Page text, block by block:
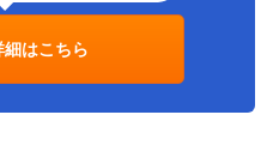
細はこちら